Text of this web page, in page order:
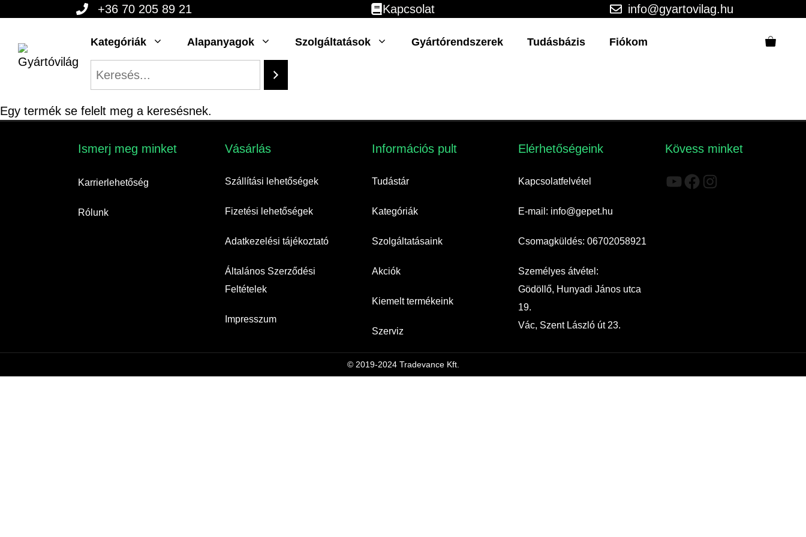
tartalomba
+36 70 205 89 21 Kapcsolat info@gyartovilag.hu
Kategóriák Alapanyagok Szolgáltatások Gyártórendszerek Tudásbázis Fiókom
Egy termék se felelt meg a keresésnek.
Ismerj meg minket​
Karrierlehetőség
Rólunk
Vásárlás​
Szállítási lehetőségek
Fizetési lehetőségek
Adatkezelési tájékoztató
Általános Szerződési
Feltételek
Impresszum
Információs pult​
Tudástár
Kategóriák
Szolgáltatásaink
Akciók
Kiemelt termékeink
Szerviz
Elérhetőségeink​
Kapcsolatfelvétel
E-mail: info@gepet.hu
Csomagküldés: 06702058921
Személyes átvétel:
Gödöllő, Hunyadi János utca
19.
Vác, Szent László út 23.
Kövess minket
YouTube
Facebook
Instagram
© 2019-2024 Tradevance Kft.